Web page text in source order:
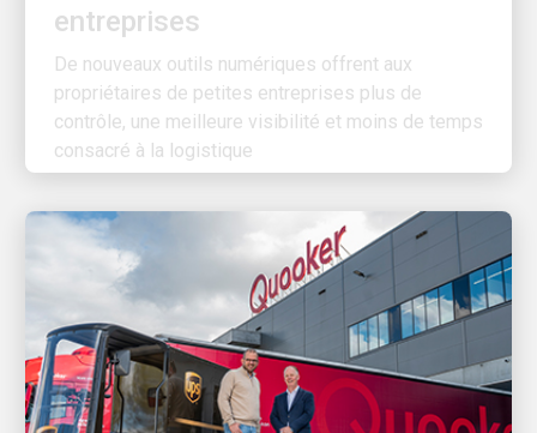
De nouveaux outils numériques offrent aux
propriétaires de petites entreprises plus de
contrôle, une meilleure visibilité et moins de temps
consacré à la logistique